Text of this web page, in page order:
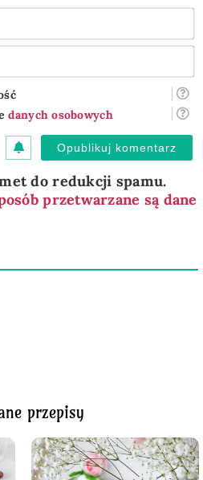
danych osobowych
do redukcji spamu.
przetwarzane są dane
przepisy